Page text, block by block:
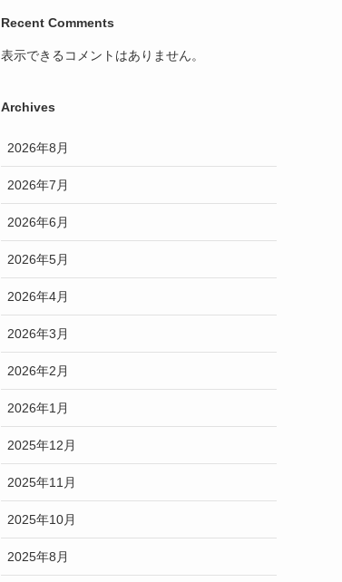
Recent Comments
表示できるコメントはありません。
Archives
2026年8月
2026年7月
2026年6月
2026年5月
2026年4月
2026年3月
2026年2月
2026年1月
2025年12月
2025年11月
2025年10月
2025年8月